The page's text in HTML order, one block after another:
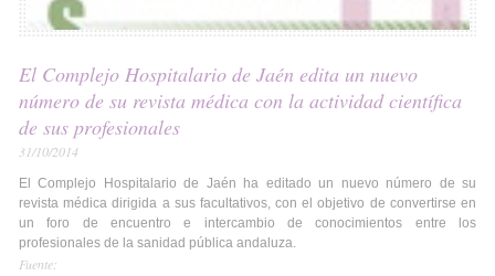
El Complejo Hospitalario de Jaén edita un nuevo
número de su revista médica con la actividad científica
de sus profesionales
31/10/2014
El Complejo Hospitalario de Jaén ha editado un nuevo número de su
revista médica dirigida a sus facultativos, con el objetivo de convertirse en
un foro de encuentro e intercambio de conocimientos entre los
profesionales de la sanidad pública andaluza.
Fuente: